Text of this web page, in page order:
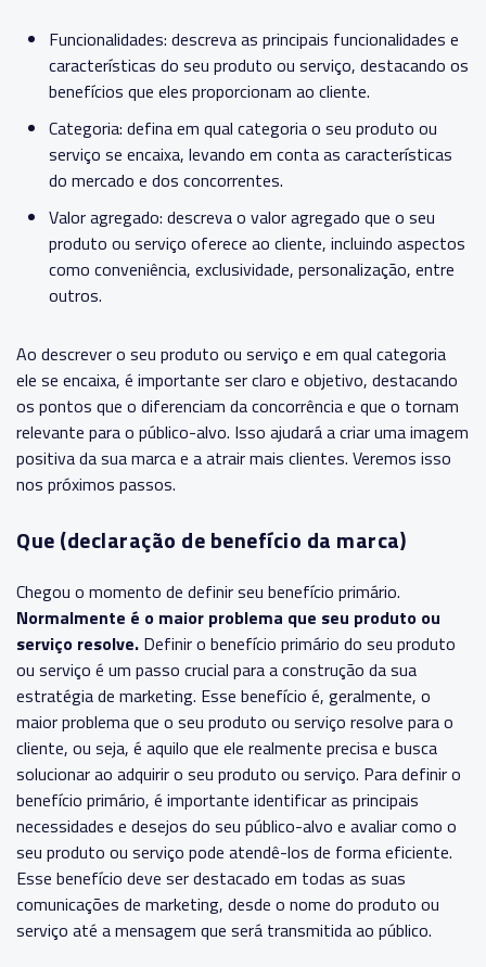
Funcionalidades: descreva as principais funcionalidades e
características do seu produto ou serviço, destacando os
benefícios que eles proporcionam ao cliente.
Categoria: defina em qual categoria o seu produto ou
serviço se encaixa, levando em conta as características
do mercado e dos concorrentes.
Valor agregado: descreva o valor agregado que o seu
produto ou serviço oferece ao cliente, incluindo aspectos
como conveniência, exclusividade, personalização, entre
outros.
Ao descrever o seu produto ou serviço e em qual categoria
ele se encaixa, é importante ser claro e objetivo, destacando
os pontos que o diferenciam da concorrência e que o tornam
relevante para o público-alvo. Isso ajudará a criar uma imagem
positiva da sua marca e a atrair mais clientes. Veremos isso
nos próximos passos.
Que (declaração de benefício da marca)
Chegou o momento de definir seu benefício primário.
Normalmente é o maior problema que seu produto ou
serviço resolve. Definir o benefício primário do seu produto
ou serviço é um passo crucial para a construção da sua
estratégia de marketing. Esse benefício é, geralmente, o
maior problema que o seu produto ou serviço resolve para o
cliente, ou seja, é aquilo que ele realmente precisa e busca
solucionar ao adquirir o seu produto ou serviço. Para definir o
benefício primário, é importante identificar as principais
necessidades e desejos do seu público-alvo e avaliar como o
seu produto ou serviço pode atendê-los de forma eficiente.
Esse benefício deve ser destacado em todas as suas
comunicações de marketing, desde o nome do produto ou
serviço até a mensagem que será transmitida ao público.